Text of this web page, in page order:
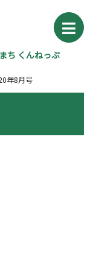
ち くんねっぷ
年8月号